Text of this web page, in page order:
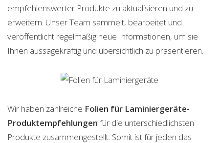
empfehlenswerter Produkte zu aktualisieren und zu
erweitern. Unser Team sammelt, bearbeitet und
veröffentlicht regelmäßig neue Informationen, um sie
Ihnen aussagekräftig und übersichtlich zu präsentieren.
Wir haben zahlreiche Folien für Laminiergeräte-
Produktempfehlungen für die unterschiedlichsten
Produkte zusammengestellt. Somit ist für jeden das